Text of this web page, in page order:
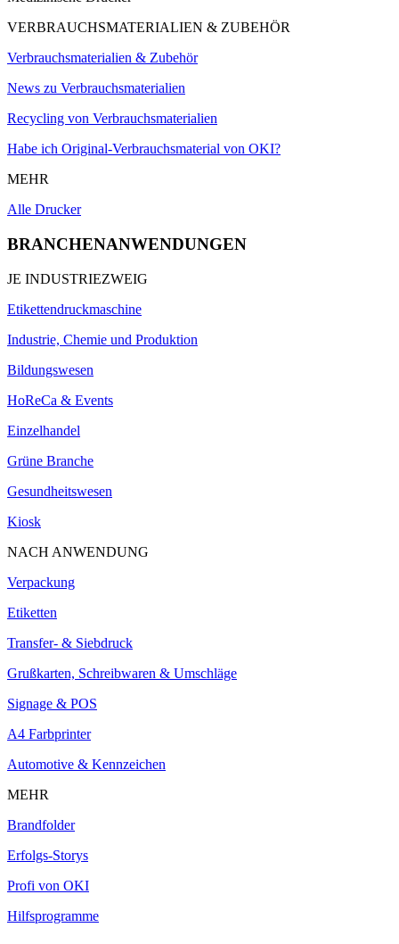
VERBRAUCHSMATERIALIEN & ZUBEHÖR
Verbrauchsmaterialien & Zubehör
News zu Verbrauchsmaterialien
Recycling von Verbrauchsmaterialien
Habe ich Original-Verbrauchsmaterial von OKI?
MEHR
Alle Drucker
BRANCHENANWENDUNGEN
JE INDUSTRIEZWEIG
Etikettendruckmaschine
Industrie, Chemie und Produktion
Bildungswesen
HoReCa & Events
Einzelhandel
Grüne Branche
Gesundheitswesen
Kiosk
NACH ANWENDUNG
Verpackung
Etiketten
Transfer- & Siebdruck
Grußkarten, Schreibwaren & Umschläge
Signage & POS
A4 Farbprinter
Automotive & Kennzeichen
MEHR
Brandfolder
Erfolgs-Storys
Profi von OKI
Hilfsprogramme